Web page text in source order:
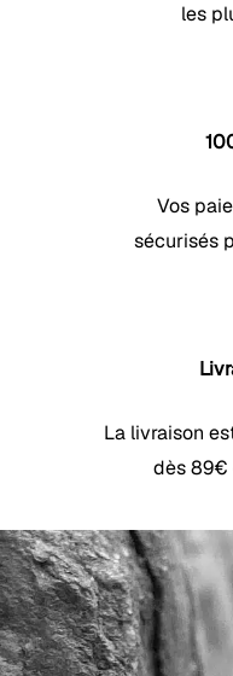
les
Vos
sécurisés
La livraison
dès 89€